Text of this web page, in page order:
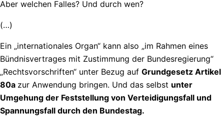
Aber welchen Falles? Und durch wen?
(…)
Ein „internationales Organ“ kann also „im Rahmen eines
Bündnisvertrages mit Zustimmung der Bundesregierung“
„Rechtsvorschriften“ unter Bezug auf Grundgesetz Artikel
80a zur Anwendung bringen. Und das selbst unter
Umgehung der Feststellung von Verteidigungsfall und
Spannungsfall durch den Bundestag.